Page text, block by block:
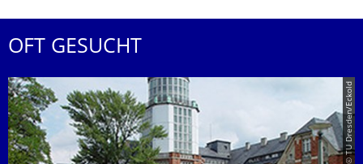
OFT GESUCHT
© TU Dresden/Eckold